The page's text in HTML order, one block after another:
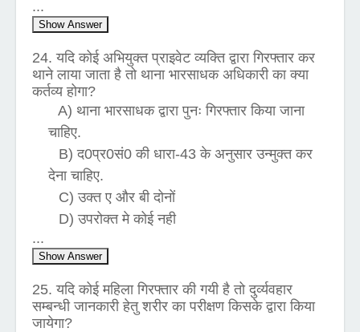
...
Show Answer
24. यदि कोई अभियुक्त प्राइवेट व्यक्ति द्वारा गिरफ्तार कर
थाने लाया जाता है तो थाना भारसाधक अधिकारी का क्या
कर्तव्य होगा?
A) थाना भारसाधक द्वारा पुनः गिरफ्तार किया जाना
चाहिए.
B) द0प्र0सं0 की धारा-43 के अनुसार उन्मुक्त कर
देना चाहिए.
C) उक्त ए और बी दोनों
D) उपरोक्त मे कोई नही
...
Show Answer
25. यदि कोई महिला गिरफ्तार की गयी है तो दुर्व्यवहार
सम्बन्धी जानकारी हेतु शरीर का परीक्षण किसके द्वारा किया
जायेगा?